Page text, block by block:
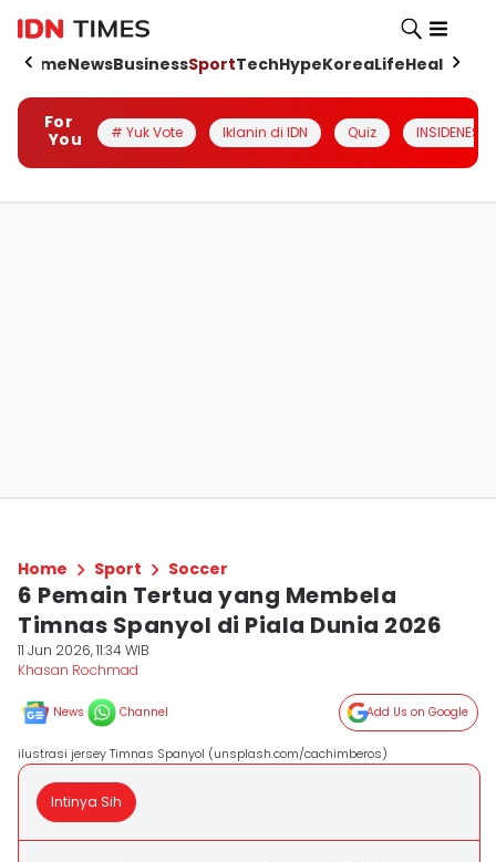
HomeNewsBusinessSportTechHypeKoreaLifeHealth
For
You
# Yuk Vote Iklanin di IDN Quiz INSIDENESIA
Home Sport Soccer
6 Pemain Tertua yang Membela
Timnas Spanyol di Piala Dunia 2026
11 Jun 2026, 11:34 WIB
Khasan Rochmad
News Channel Add Us on Google
ilustrasi jersey Timnas Spanyol (unsplash.com/cachimberos)
Intinya Sih